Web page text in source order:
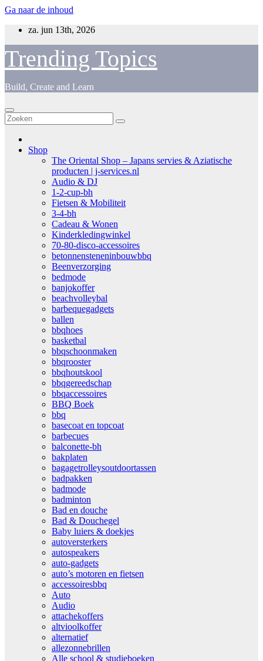
Ga naar de inhoud
za. jun 13th, 2026
Trending Topics
Build, Create and Learn
Shop
The Oriental Shop – Japans servies & Aziatische
producten | j-services.nl
Audio & DJ
1-2-cup-bh
Fietsen & Mobiliteit
3-4-bh
Cadeau & Wonen
Kinderkledingwinkel
70-80-disco-accessoires
betonnensteneninbouwbbq
Beenverzorging
bedmode
banjokoffer
beachvolleybal
barbequegadgets
ballen
bbqhoes
basketbal
bbqschoonmaken
bbqrooster
bbqhoutskool
bbqgereedschap
bbqaccessoires
BBQ Boek
bbq
basecoat en topcoat
barbecues
balconette-bh
bakplaten
bagagetrolleysoutdoortassen
badpakken
badmode
badminton
Bad en douche
Bad & Douchegel
Baby luiers & doekjes
autoversterkers
autospeakers
auto-gadgets
auto’s motoren en fietsen
accessoiresbbq
Auto
Audio
attachekoffers
altvioolkoffer
alternatief
allezonnebrillen
Alle school & studieboeken